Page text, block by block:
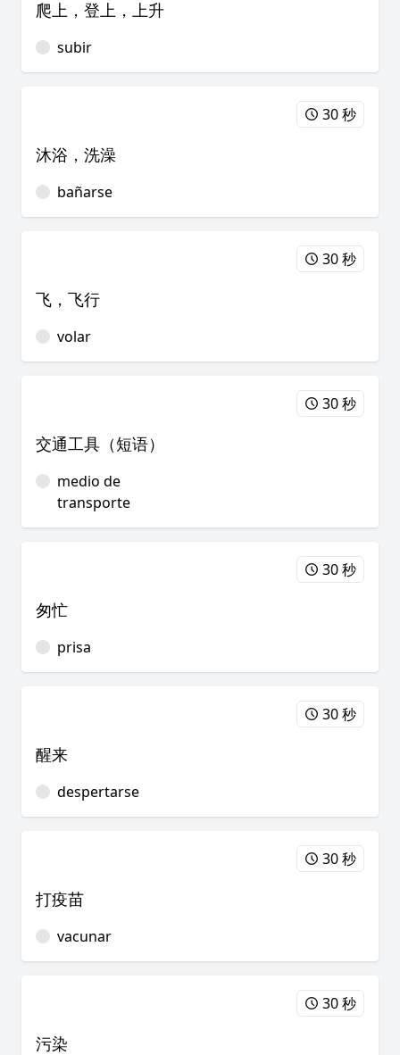
爬上，登上，上升
subir
30 秒
沐浴，洗澡
bañarse
30 秒
飞，飞行
volar
30 秒
交通工具（短语）
medio de
transporte
30 秒
匆忙
prisa
30 秒
醒来
despertarse
30 秒
打疫苗
vacunar
30 秒
污染